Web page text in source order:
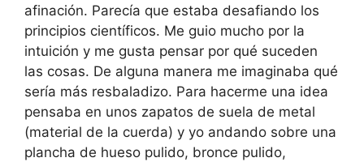
afinación. Parecía que estaba desafiando los
principios científicos. Me guio mucho por la
intuición y me gusta pensar por qué suceden
las cosas. De alguna manera me imaginaba qué
sería más resbaladizo. Para hacerme una idea
pensaba en unos zapatos de suela de metal
(material de la cuerda) y yo andando sobre una
plancha de hueso pulido, bronce pulido,